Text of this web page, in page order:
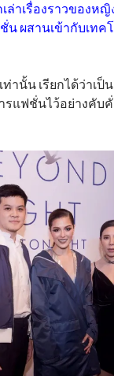
ล่าเรื่องราวของห
ผสานเข้ากับเทคโ
านั้น เรียกได้ว่าเป็
รแฟชั่นไว้อย่างคับ